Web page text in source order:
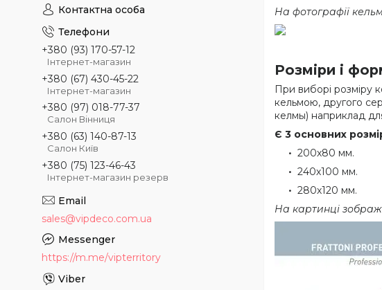
На фотографії
Розміри і
При виборі розміру
кельмою, другого
келмы) наприклад
Є 3 основних
200х80 мм.
240х100 мм.
280х120 мм.
На картинці
+380 (93) 170-57-12
Інтернет-магазин
+380 (67) 430-45-22
Інтернет-магазин
+380 (97) 018-77-37
Салон Вінниця
+380 (63) 140-87-13
Салон Київ
+380 (75) 123-46-43
Інтернет-магазин резерв
sales@vipdeco.com.ua
https://m.me/vipterritory